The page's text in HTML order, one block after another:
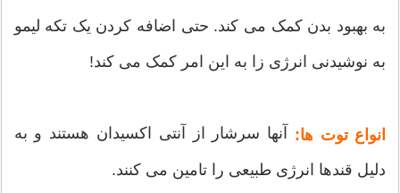
به بهبود بدن کمک می کند. حتی اضافه کردن یک تکه لیمو
به نوشیدنی انرژی زا به این امر کمک می کند!
انواع توت ها: آنها سرشار از آنتی اکسیدان هستند و به
دلیل قندها انرژی طبیعی را تامین می کنند.